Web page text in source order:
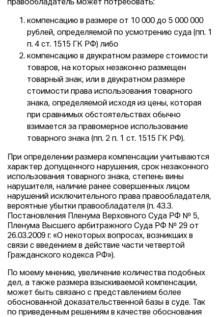
правообладатель может потребовать:
компенсацию в размере от 10 000 до 5 000 000
рублей, определяемой по усмотрению суда (пп. 1
п. 4 ст. 1515 ГК РФ) либо
компенсацию в двукратном размере стоимости
товаров, на которых незаконно размещен
товарный знак, или в двукратном размере
стоимости права использования товарного
знака, определяемой исходя из цены, которая
при сравнимых обстоятельствах обычно
взимается за правомерное использование
товарного знака (пп. 2 п. 1 ст. 1515 ГК РФ).
При определении размера компенсации учитываются
характер допущенного нарушения, срок незаконного
использования товарного знака, степень вины
нарушителя, наличие ранее совершенных лицом
нарушений исключительного права правообладателя,
вероятные убытки правообладателя (п. 43.3.
Постановления Пленума Верховного Суда РФ № 5,
Пленума Высшего арбитражного Суда РФ № 29 от
26.03.2009 г. «О некоторых вопросах, возникших в
связи с введением в действие части четвертой
Гражданского кодекса РФ»).
По моему мнению, увеличение количества подобных
дел, а также размера взыскиваемой компенсации,
может быть связано с представлением более
обоснованной доказательственной базы в суде. Так
по приведенным решениям в качестве обоснования